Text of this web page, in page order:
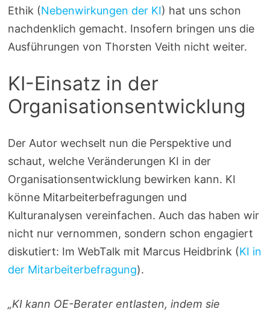
Ethik (Nebenwirkungen der KI) hat uns schon
nachdenklich gemacht. Insofern bringen uns die
Ausführungen von Thorsten Veith nicht weiter.
KI-Einsatz in der
Organisationsentwicklung
Der Autor wechselt nun die Perspektive und
schaut, welche Veränderungen KI in der
Organisationsentwicklung bewirken kann. KI
könne Mitarbeiterbefragungen und
Kulturanalysen vereinfachen. Auch das haben wir
nicht nur vernommen, sondern schon engagiert
diskutiert: Im WebTalk mit Marcus Heidbrink (KI in
der Mitarbeiterbefragung).
„KI kann OE-Berater entlasten, indem sie